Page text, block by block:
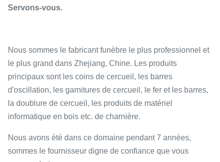
Servons-vous.
Nous sommes le fabricant funèbre le plus professionnel et
le plus grand dans Zhejiang, Chine. Les produits
principaux sont les coins de cercueil, les barres
d'oscillation, les garnitures de cercueil, le fer et les barres,
la doublure de cercueil, les produits de matériel
informatique en bois etc. de charnière.
Nous avons été dans ce domaine pendant 7 années,
sommes le fournisseur digne de confiance que vous